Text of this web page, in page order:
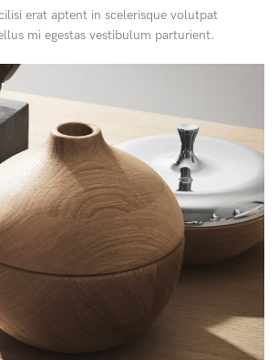
erat aptent in scelerisque volutpat
mi egestas vestibulum parturient.